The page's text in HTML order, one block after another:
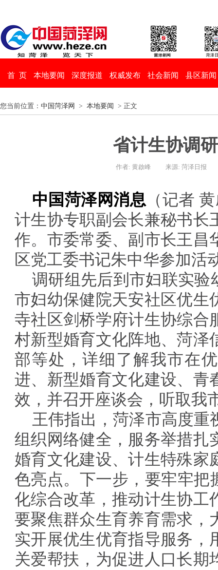
首 页 本地要闻 深度报道 权威发布 社会新闻 县区新闻
您当前位置： 中国菏泽网 > 本地要闻 > 正文
省计生协调
作者: 黄啟峰 来源: 菏泽日报
中国菏泽网消息 （记者
计生协专职副会长兼秘书长
作。市委常委、副市长王昌
区党工委书记朱中华参加活
调研组先后到市妇联实验
市妇幼保健院天安社区优生
寺社区剑桥学府计生协综合
村新型婚育文化阵地、菏泽
部等处，详细了解我市在
进、新型婚育文化建设、青
效，并召开座谈会，听取我
王伟指出，菏泽市高度重
组织网络健全，服务举措扎
婚育文化建设、计生特殊家
色亮点。下一步，要牢牢把
化综合改革，推动计生协工
要聚焦群众生育养育需求，
实开展优生优育指导服务，
关爱帮扶，为促进人口长期